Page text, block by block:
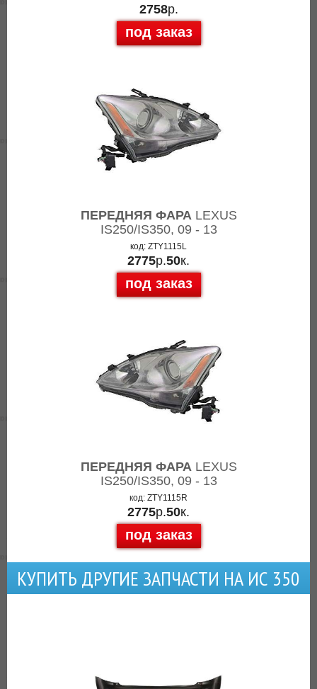
2758р.
под заказ
ПЕРЕДНЯЯ ФАРАLEXUS
IS250/IS350, 09 - 13
код: ZTY1115L
2775р.50к.
под заказ
ПЕРЕДНЯЯ ФАРАLEXUS
IS250/IS350, 09 - 13
код: ZTY1115R
2775р.50к.
под заказ
КУПИТЬ ДРУГИЕ ЗАПЧАСТИ НА ИС 350